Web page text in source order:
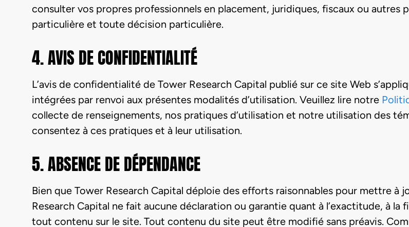
consulter vos propres professionnels en placement, juridiques, fiscaux ou
particulière et toute décision particulière.
4. AVIS DE CONFIDENTIALITÉ
L’avis de confidentialité de Tower Research Capital publié sur ce site Web
intégrées par renvoi aux présentes modalités d’utilisation. Veuillez lire notre
collecte de renseignements, nos pratiques d’utilisation et notre utilisation des
consentez à ces pratiques et à leur utilisation.
5. ABSENCE DE DÉPENDANCE
Bien que Tower Research Capital déploie des efforts raisonnables pour mettre à
Research Capital ne fait aucune déclaration ou garantie quant à l’exactitude, à
tout contenu sur le site. Tout contenu du site peut être modifié sans préavis.